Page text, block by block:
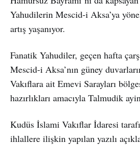
Yahudilerin Mescid-i Aksa’ya
artış yaşanıyor.
Fanatik Yahudiler, geçen hafta
Mescid-i Aksa’nın güney
Vakıflara ait Emevi Sarayları
hazırlıkları amacıyla Talmudik
Kudüs İslami Vakıflar İdaresi
ihlallere ilişkin yapılan yazılı